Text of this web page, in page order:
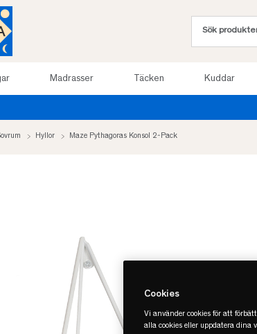
Madrasser Täcken Kuddar
Hyllor Maze Pythagoras Konsol 2-Pack
Cookies
Vi använder cookies för att
alla cookies eller uppdatera dina